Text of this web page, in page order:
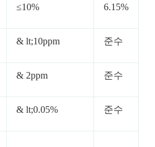
≤10% 6.15%
& lt;10ppm 준수
& 2ppm 준수
& lt;0.05% 준수